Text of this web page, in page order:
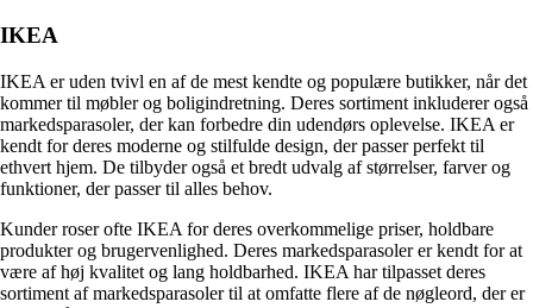
IKEA
IKEA er uden tvivl en af de mest kendte og populære butikker, når det
kommer til møbler og boligindretning. Deres sortiment inkluderer også
markedsparasoler, der kan forbedre din udendørs oplevelse. IKEA er
kendt for deres moderne og stilfulde design, der passer perfekt til
ethvert hjem. De tilbyder også et bredt udvalg af størrelser, farver og
funktioner, der passer til alles behov.
Kunder roser ofte IKEA for deres overkommelige priser, holdbare
produkter og brugervenlighed. Deres markedsparasoler er kendt for at
være af høj kvalitet og lang holdbarhed. IKEA har tilpasset deres
sortiment af markedsparasoler til at omfatte flere af de nøgleord, der er